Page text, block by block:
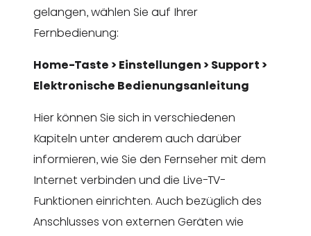
gelangen, wählen Sie auf Ihrer
Fernbedienung:
Home-Taste > Einstellungen > Support >
Elektronische Bedienungsanleitung
Hier können Sie sich in verschiedenen
Kapiteln unter anderem auch darüber
informieren, wie Sie den Fernseher mit dem
Internet verbinden und die Live-TV-
Funktionen einrichten. Auch bezüglich des
Anschlusses von externen Geräten wie